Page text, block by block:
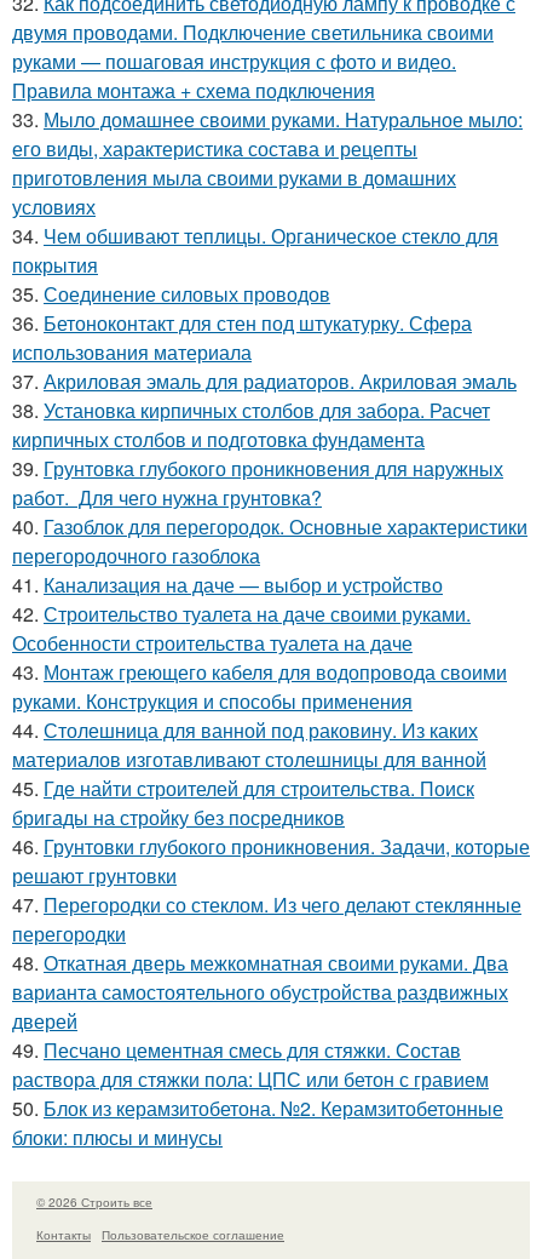
двумя проводами. Подключение светильника своими
руками — пошаговая инструкция с фото и видео.
Правила монтажа + схема подключения
33. Мыло домашнее своими руками. Натуральное мыло:
его виды, характеристика состава и рецепты
приготовления мыла своими руками в домашних
условиях
34. Чем обшивают теплицы. Органическое стекло для
покрытия
35. Соединение силовых проводов
36. Бетоноконтакт для стен под штукатурку. Сфера
использования материала
37. Акриловая эмаль для радиаторов. Акриловая эмаль
38. Установка кирпичных столбов для забора. Расчет
кирпичных столбов и подготовка фундамента
39. Грунтовка глубокого проникновения для наружных
работ. Для чего нужна грунтовка?
40. Газоблок для перегородок. Основные характеристики
перегородочного газоблока
41. Канализация на даче — выбор и устройство
42. Строительство туалета на даче своими руками.
Особенности строительства туалета на даче
43. Монтаж греющего кабеля для водопровода своими
руками. Конструкция и способы применения
44. Столешница для ванной под раковину. Из каких
материалов изготавливают столешницы для ванной
45. Где найти строителей для строительства. Поиск
бригады на стройку без посредников
46. Грунтовки глубокого проникновения. Задачи, которые
решают грунтовки
47. Перегородки со стеклом. Из чего делают стеклянные
перегородки
48. Откатная дверь межкомнатная своими руками. Два
варианта самостоятельного обустройства раздвижных
дверей
49. Песчано цементная смесь для стяжки. Состав
раствора для стяжки пола: ЦПС или бетон с гравием
50. Блок из керамзитобетона. №2. Керамзитобетонные
блоки: плюсы и минусы
© 2026 Строить все
Контакты
Пользовательское соглашение